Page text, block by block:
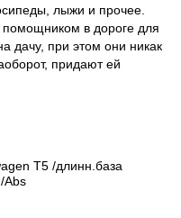
лыжи и прочее.
в дороге для
дачу, при этом они никак
придают ей
Т5 /длинн.база
Abs